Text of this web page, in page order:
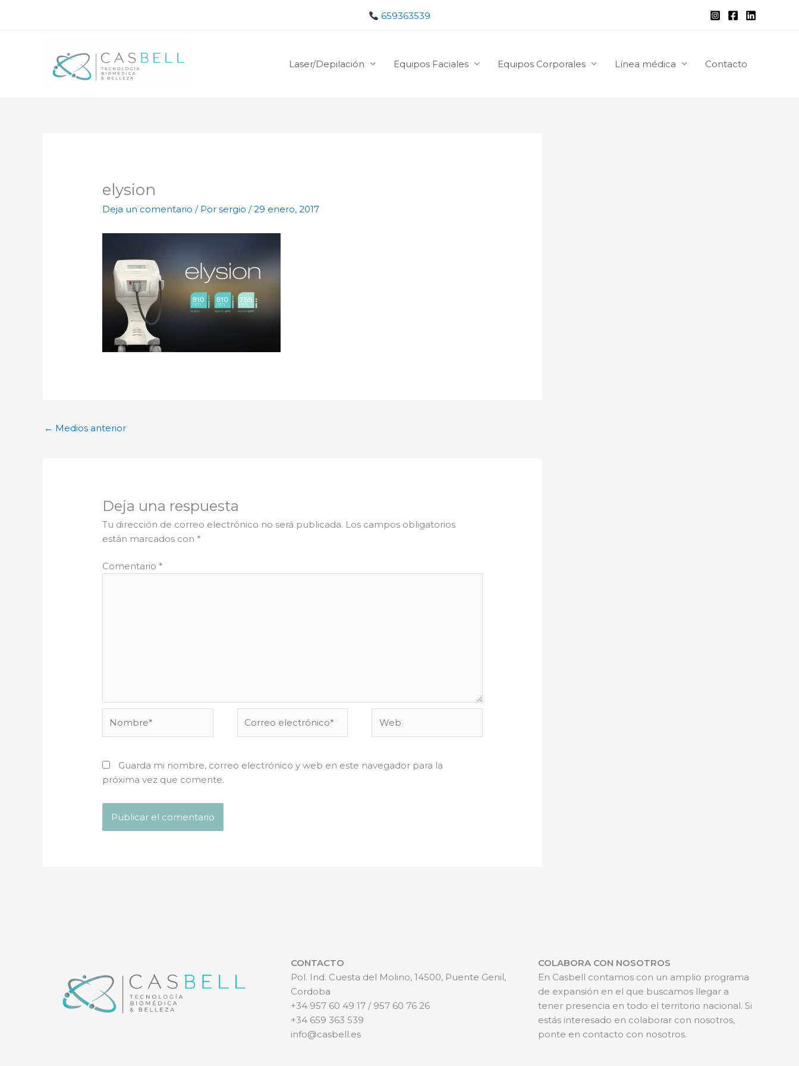
659363539
Laser/Depilación Equipos Faciales Equipos Corporales Línea médica Contacto
elysion
Deja un comentario / Porsergio/29 enero, 2017
← Medios anterior
Deja una respuesta
Tu dirección de correo electrónico no será publicada. Los campos obligatorios
están marcados con *
Comentario *
electrónico*
Guarda mi nombre, correo electrónico y web en este navegador para la
próxima vez que comente.
CONTACTO
Pol. Ind. Cuesta del Molino, 14500, Puente Genil,
Cordoba
+34 957 60 49 17 / 957 60 76 26
+34 659 363 539
info@casbell.es
COLABORA CON NOSOTROS
En Casbell contamos con un amplio programa
de expansión en el que buscamos llegar a
tener presencia en todo el territorio nacional. Si
estás interesado en colaborar con nosotros,
ponte en contacto con nosotros.